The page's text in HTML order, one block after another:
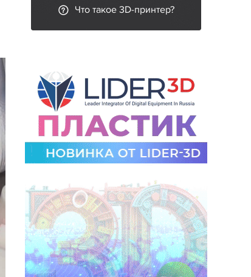
Что такое 3D-принтер?